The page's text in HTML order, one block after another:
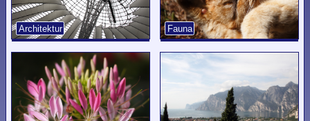
Architektur Fauna